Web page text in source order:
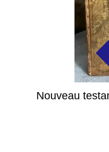
Nouveau